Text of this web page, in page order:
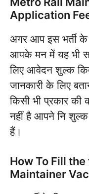
Application
अगर आप इस भर्ती के
आपके मन में यह भी
लिए आवेदन शुल्क
जानकारी के लिए
किसी भी प्रकार
नहीं है आपने नि
हैं।
How To Fill
Maintainer